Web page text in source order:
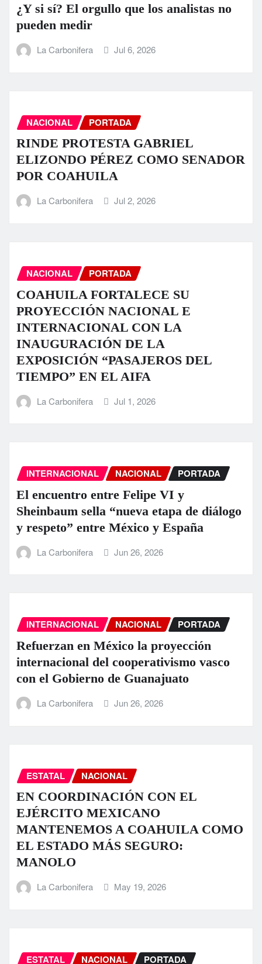
¿Y si sí? El orgullo que los analistas no
pueden medir
La Carbonifera Jul 6, 2026
NACIONAL PORTADA
RINDE PROTESTA GABRIEL
ELIZONDO PÉREZ COMO SENADOR
POR COAHUILA
La Carbonifera Jul 2, 2026
NACIONAL PORTADA
COAHUILA FORTALECE SU
PROYECCIÓN NACIONAL E
INTERNACIONAL CON LA
INAUGURACIÓN DE LA
EXPOSICIÓN “PASAJEROS DEL
TIEMPO” EN EL AIFA
La Carbonifera Jul 1, 2026
INTERNACIONAL NACIONAL PORTADA
El encuentro entre Felipe VI y
Sheinbaum sella “nueva etapa de diálogo
y respeto” entre México y España
La Carbonifera Jun 26, 2026
INTERNACIONAL NACIONAL PORTADA
Refuerzan en México la proyección
internacional del cooperativismo vasco
con el Gobierno de Guanajuato
La Carbonifera Jun 26, 2026
ESTATAL NACIONAL
EN COORDINACIÓN CON EL
EJÉRCITO MEXICANO
MANTENEMOS A COAHUILA COMO
EL ESTADO MÁS SEGURO:
MANOLO
La Carbonifera May 19, 2026
ESTATAL NACIONAL PORTADA